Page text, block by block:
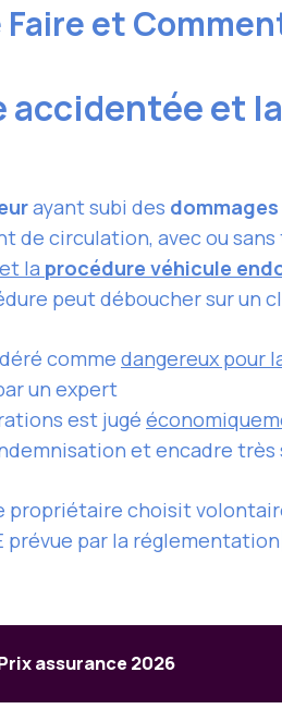
et
et
ayant subi des
de circulation, avec ou
la procédure véhicule
peut déboucher sur un
comme dangereux pour
un expert
est jugé
et encadre
propriétaire choisit
prévue par la
assurance 2026